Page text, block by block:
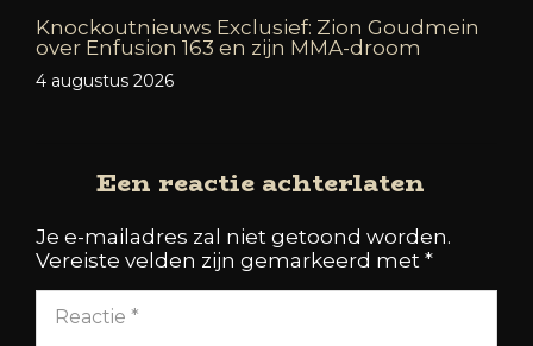
Knockoutnieuws Exclusief: Zion Goudmein
over Enfusion 163 en zijn MMA-droom
4 augustus 2026
Een reactie achterlaten
Je e-mailadres zal niet getoond worden.
Vereiste velden zijn gemarkeerd met *